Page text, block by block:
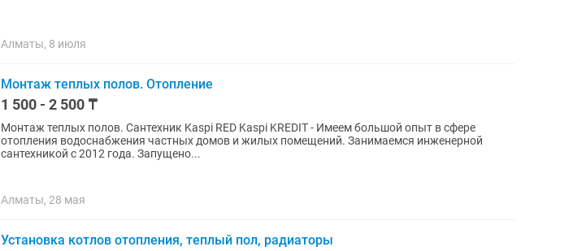
Алматы, 8 июля
Монтаж теплых полов. Отопление
1 500 - 2 500 ₸
Монтаж теплых полов. Сантехник Kaspi RED Kaspi KREDIT - Имеем большой опыт в сфере
отопления водоснабжения частных домов и жилых помещений. Занимаемся инженерной
сантехникой с 2012 года. Запущено...
Алматы, 28 мая
Установка котлов отопления, теплый пол, радиаторы